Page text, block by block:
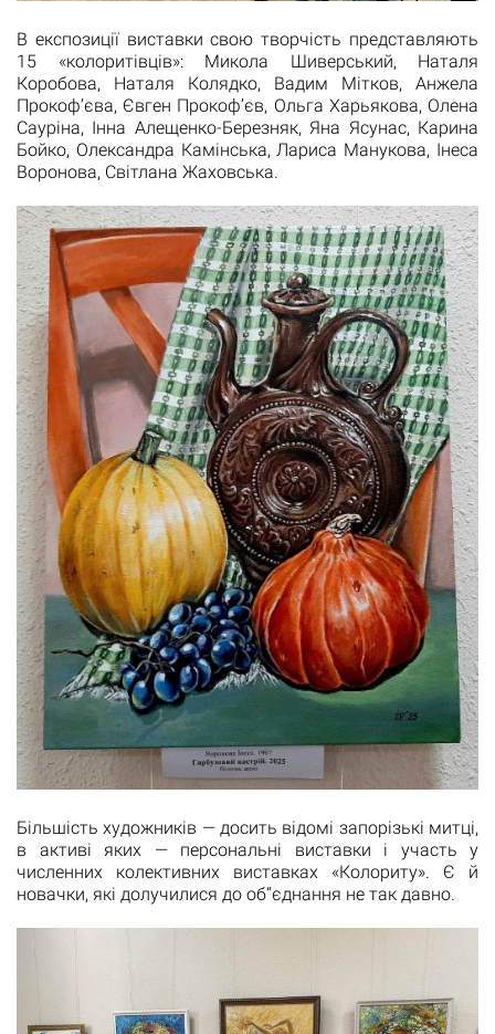
В експозиції виставки свою творчість представляють
15 «колоритівців»: Микола Шиверський, Наталя
Коробова, Наталя Колядко, Вадим Мітков, Анжела
Прокоф’єва, Євген Прокоф’єв, Ольга Харьякова, Олена
Сауріна, Інна Алещенко-Березняк, Яна Ясунас, Карина
Бойко, Олександра Камінська, Лариса Манукова, Інеса
Воронова, Світлана Жаховська.
Більшість художників — досить відомі запорізькі митці,
в активі яких — персональні виставки і участь у
численних колективних виставках «Колориту». Є й
новачки, які долучилися до об“єднання не так давно.